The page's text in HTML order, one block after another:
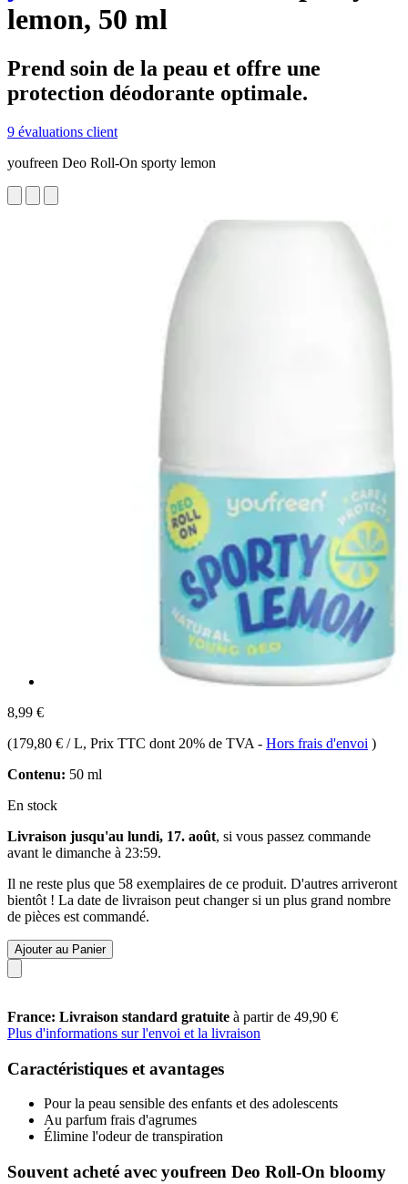
lemon, 50 ml
Prend soin de la peau et offre une
protection déodorante optimale.
9 évaluations client
youfreen Deo Roll-On sporty lemon
8,99 €
(179,80 € / L, Prix TTC dont 20% de TVA - Hors frais d'envoi )
Contenu: 50 ml
En stock
Livraison jusqu'au lundi, 17. août, si vous passez commande
avant le dimanche à 23:59.
Il ne reste plus que 58 exemplaires de ce produit. D'autres arriveront
bientôt ! La date de livraison peut changer si un plus grand nombre
de pièces est commandé.
Ajouter au Panier
France: Livraison standard gratuite à partir de 49,90 €
Plus d'informations sur l'envoi et la livraison
Caractéristiques et avantages
Pour la peau sensible des enfants et des adolescents
Au parfum frais d'agrumes
Élimine l'odeur de transpiration
Souvent acheté avec youfreen Deo Roll-On bloomy